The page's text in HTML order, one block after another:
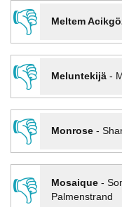
👎
Meltem
👎
Meluntekijä-
👎
Monrose-
👎
Mosaique-
Palmenstrand